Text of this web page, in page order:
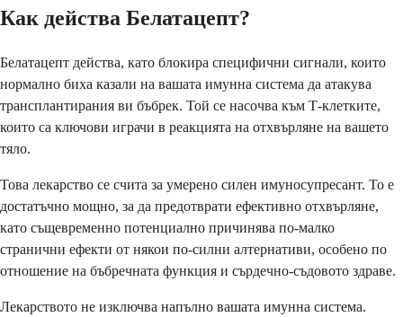
Как действа Белатацепт?
Белатацепт действа, като блокира специфични сигнали, които
нормално биха казали на вашата имунна система да атакува
трансплантирания ви бъбрек. Той се насочва към Т-клетките,
които са ключови играчи в реакцията на отхвърляне на вашето
тяло.
Това лекарство се счита за умерено силен имуносупресант. То е
достатъчно мощно, за да предотврати ефективно отхвърляне,
като същевременно потенциално причинява по-малко
странични ефекти от някои по-силни алтернативи, особено по
отношение на бъбречната функция и сърдечно-съдовото здраве.
Лекарството не изключва напълно вашата имунна система.